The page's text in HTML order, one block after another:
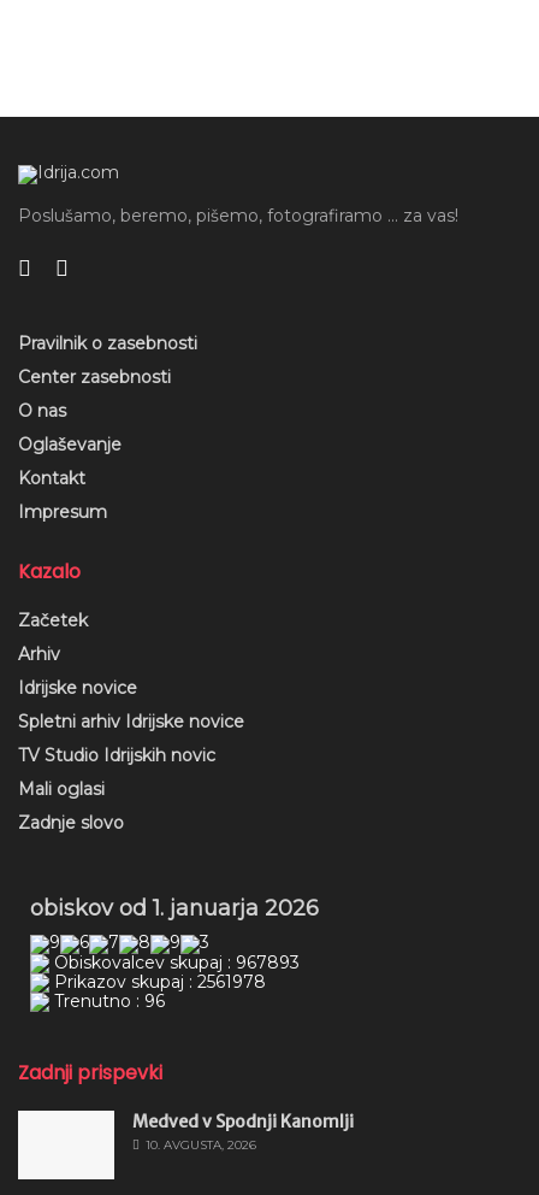
Poslušamo, beremo, pišemo, fotografiramo ... za vas!
Pravilnik o zasebnosti
Center zasebnosti
O nas
Oglaševanje
Kontakt
Impresum
Kazalo
Začetek
Arhiv
Idrijske novice
Spletni arhiv Idrijske novice
TV Studio Idrijskih novic
Mali oglasi
Zadnje slovo
obiskov od 1. januarja 2026
Obiskovalcev skupaj : 967893
Prikazov skupaj : 2561978
Trenutno : 96
Zadnji prispevki
Medved v Spodnji Kanomlji
10. AVGUSTA, 2026